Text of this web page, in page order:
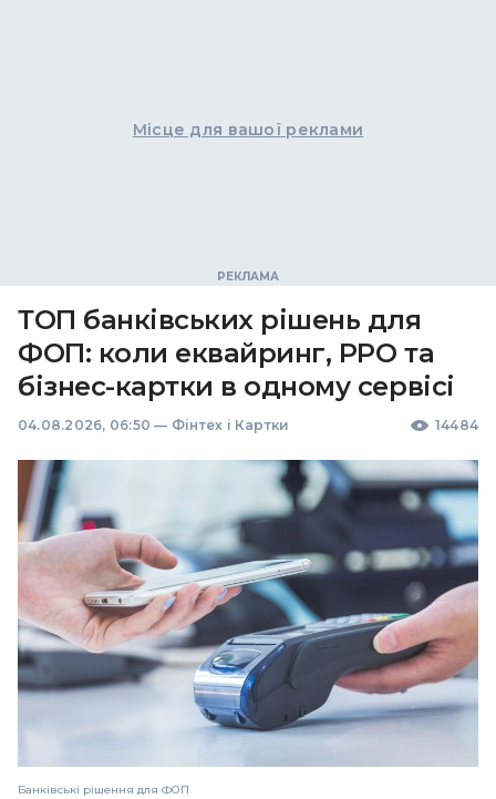
Місце для вашої реклами
ТОП банківських рішень для
ФОП: коли еквайринг, РРО та
бізнес-картки в одному сервісі
04.08.2026, 06:50 — Фінтех і Картки 14484
Банківські рішення для ФОП